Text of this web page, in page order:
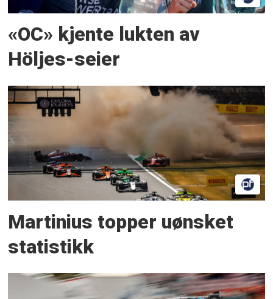
«OC» kjente lukten av
Höljes-seier
Martinius topper uønsket
statistikk